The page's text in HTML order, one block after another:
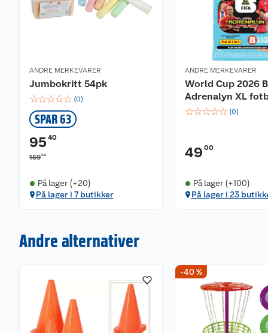
ANDRE MERKEVARER
Jumbokritt 54pk
☆☆☆☆☆ (0)
SPAR 63
95 40
15900
På lager (+20)
På lager i 7 butikker
ANDRE MERKEVARER
World Cup 2026
Adrenalyn XL
☆☆☆☆☆ (0)
49 00
På lager (+100)
På lager i 23
Andre alternativer
-40 %